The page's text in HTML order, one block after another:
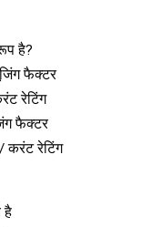
है?
फैक्टर
रेटिंग
फैक्टर
करंट रेटिंग
है